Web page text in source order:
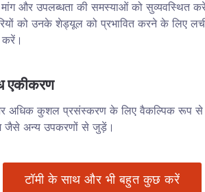
और उपलब्धता की समस्याओं को सुव्यवस्थित
को उनके शेड्यूल को प्रभावित करने के लिए
करें।
एकीकरण
अधिक कुशल प्रसंस्करण के लिए वैकल्पिक रूप से
जैसे अन्य उपकरणों से जुड़ें।
टॉमी के साथ और भी बहुत कुछ करें